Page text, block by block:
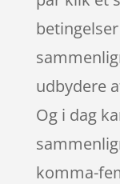
udbydere
Og i dag
komma-